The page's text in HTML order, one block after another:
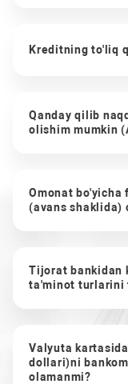
Kreditning to'liq
Qanday qilib
olishim mumkin
Omonat
(avans shaklida)
Tijorat bankidan
ta'minot turlarini
Valyuta
dollari)ni
olamanmi?